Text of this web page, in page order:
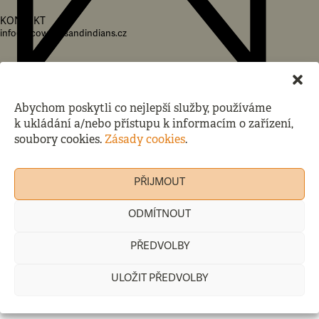
Abychom poskytli co nejlepší služby, používáme
k ukládání a/nebo přístupu k informacím o zařízení,
soubory cookies. Zásady cookies.
PŘIJMOUT
ODMÍTNOUT
PŘEDVOLBY
ULOŽIT PŘEDVOLBY
KONTAKT
info(at)cowboysandindians.cz
COPYRIGHT © 2025 COWBOYS & INDIANS
Obchodní podmínky
Reklamace a vrácení zboží
Průvodce velikostí